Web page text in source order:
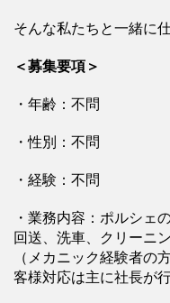
そんな私たちと一緒に
＜募集要項＞
・年齢：不問
・性別：不問
・経験：不問
・業務内容：ポルシェ
回送、洗車、クリーニ
（メカニック経験者の
客様対応は主に社長が行